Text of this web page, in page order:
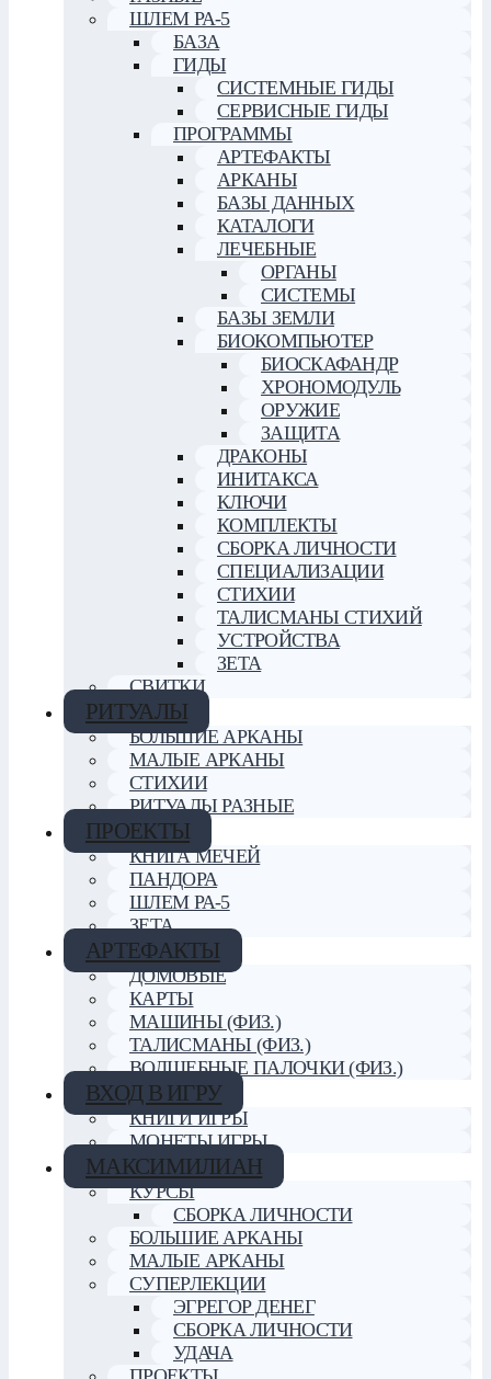
ШЛЕМ РА-5
БАЗА
ГИДЫ
СИСТЕМНЫЕ ГИДЫ
СЕРВИСНЫЕ ГИДЫ
ПРОГРАММЫ
АРТЕФАКТЫ
АРКАНЫ
БАЗЫ ДАННЫХ
КАТАЛОГИ
ЛЕЧЕБНЫЕ
ОРГАНЫ
СИСТЕМЫ
БАЗЫ ЗЕМЛИ
БИОКОМПЬЮТЕР
БИОСКАФАНДР
ХРОНОМОДУЛЬ
ОРУЖИЕ
ЗАЩИТА
ДРАКОНЫ
ИНИТАКСА
КЛЮЧИ
КОМПЛЕКТЫ
СБОРКА ЛИЧНОСТИ
СПЕЦИАЛИЗАЦИИ
СТИХИИ
ТАЛИСМАНЫ СТИХИЙ
УСТРОЙСТВА
ЗЕТА
СВИТКИ
РИТУАЛЫ
БОЛЬШИЕ АРКАНЫ
МАЛЫЕ АРКАНЫ
СТИХИИ
РИТУАЛЫ РАЗНЫЕ
ПРОЕКТЫ
КНИГА МЕЧЕЙ
ПАНДОРА
ШЛЕМ РА-5
ЗЕТА
АРТЕФАКТЫ
ДОМОВЫЕ
КАРТЫ
МАШИНЫ (ФИЗ.)
ТАЛИСМАНЫ (ФИЗ.)
ВОЛШЕБНЫЕ ПАЛОЧКИ (ФИЗ.)
ВХОД В ИГРУ
КНИГИ ИГРЫ
МОНЕТЫ ИГРЫ
МАКСИМИЛИАН
КУРСЫ
СБОРКА ЛИЧНОСТИ
БОЛЬШИЕ АРКАНЫ
МАЛЫЕ АРКАНЫ
СУПЕРЛЕКЦИИ
ЭГРЕГОР ДЕНЕГ
СБОРКА ЛИЧНОСТИ
УДАЧА